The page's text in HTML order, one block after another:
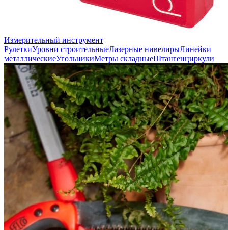
Измерительный инструмент
РулеткиУровни строительныеЛазерные нивелирыЛинейки
металлическиеУгольникиМетры складныеШтангенциркули